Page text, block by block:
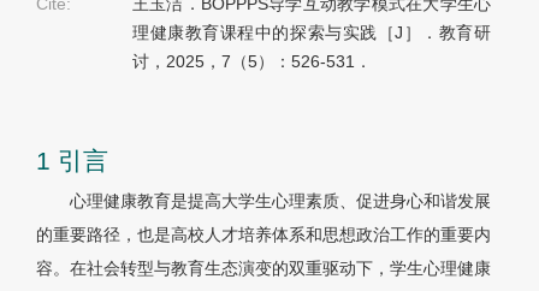
Cite:
王玉洁．BOPPPS导学互动教学模式在大学生心
理健康教育课程中的探索与实践［J］．教育研
讨，2025，7（5）：526-531．
1 引言
心理健康教育是提高大学生心理素质、促进身心和谐发展
的重要路径，也是高校人才培养体系和思想政治工作的重要内
容。在社会转型与教育生态演变的双重驱动下，学生心理健康